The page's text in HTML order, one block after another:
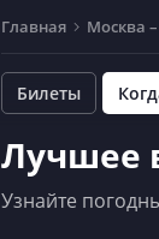
Главная Москва
Билеты
Лучшее
Узнайте